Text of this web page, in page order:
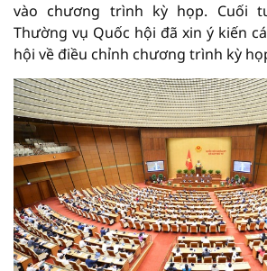
vào chương trình kỳ họp. Cuối
Thường vụ Quốc hội đã xin ý kiến
hội về điều chỉnh chương trình kỳ